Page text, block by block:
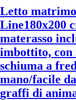
Letto
Line180x200
materasso
imbottito,
schiuma a
mano/facile
graffi di